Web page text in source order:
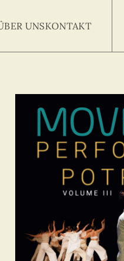
Search Button
UNSKONTAKT